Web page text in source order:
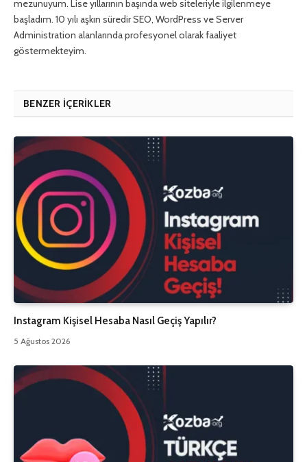
mezunuyum. Lise yıllarının başında web siteleriyle ilgilenmeye
başladım. 10 yılı aşkın süredir SEO, WordPress ve Server
Administration alanlarında profesyonel olarak faaliyet
göstermekteyim.
BENZER İÇERIKLER
Instagram Kişisel Hesaba Nasıl Geçiş Yapılır?
5 Ağustos 2026